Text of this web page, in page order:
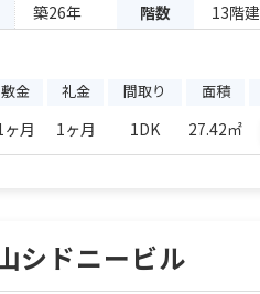
築26年 階数 13階建
敷金 礼金 間取り 面積
ヶ月 1ヶ月 1DK 27.42㎡
シドニービル